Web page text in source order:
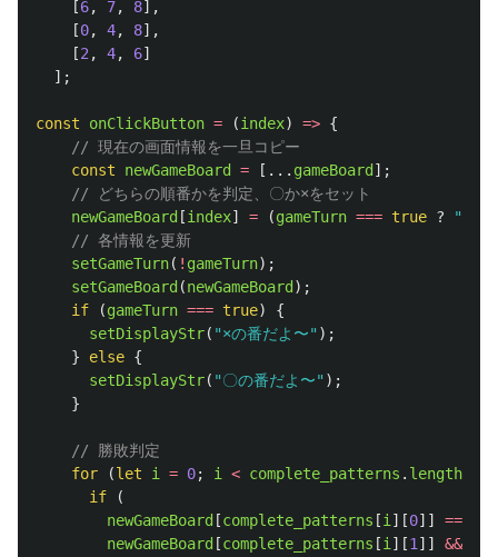
[6, 7, 8],
[0, 4, 8],
[2 , 4, 6]
];
const onClickButton = (index) => {
// 現在の画面情報を一旦コピー
const
newGameBoard = [... gameBoard ];
// どちらの順番かを判定、〇か×をセット
newGameBoard [index] = (gameTurn === true ? "
// 各情報を更新
setGameTurn( ! gameTurn);
setGameBoard (newGameBoard );
if
(gameTurn === true)
{
setDisplayStr( "×の番だよ〜" );
}
else {
setDisplayStr( "〇の番だよ〜" );
}
// 勝敗判定
for
(let i = 0; i < complete_patterns . length
if
(
newGameBoard [complete_patterns [i ][0]]
===
newGameBoard [complete_patterns [i ][1 ]]
&&